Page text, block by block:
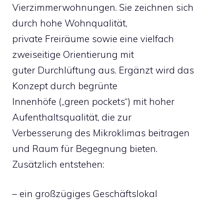
Vierzimmerwohnungen. Sie zeichnen sich
durch hohe Wohnqualität,
private Freiräume sowie eine vielfach
zweiseitige Orientierung mit
guter Durchlüftung aus. Ergänzt wird das
Konzept durch begrünte
Innenhöfe („green pockets“) mit hoher
Aufenthaltsqualität, die zur
Verbesserung des Mikroklimas beitragen
und Raum für Begegnung bieten.
Zusätzlich entstehen:
– ein großzügiges Geschäftslokal